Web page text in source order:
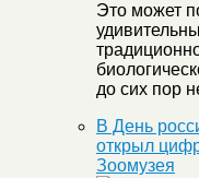
Это может
до сих пор
В День
открыл
Зоомузея